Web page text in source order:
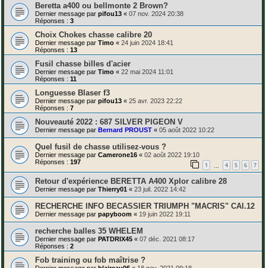
Beretta a400 ou bellmonte 2 Brown?
Dernier message par pifou13 « 07 nov. 2024 20:38
Réponses : 3
Choix Chokes chasse calibre 20
Dernier message par Timo « 24 juin 2024 18:41
Réponses : 13
Fusil chasse billes d'acier
Dernier message par Timo « 22 mai 2024 11:01
Réponses : 11
Longuesse Blaser f3
Dernier message par pifou13 « 25 avr. 2023 22:22
Réponses : 7
Nouveauté 2022 : 687 SILVER PIGEON V
Dernier message par Bernard PROUST « 05 août 2022 10:22
Quel fusil de chasse utilisez-vous ?
Dernier message par Camerone16 « 02 août 2022 19:10
Réponses : 197 1 4 5 6 7
Retour d'expérience BERETTA A400 Xplor calibre 28
Dernier message par Thierry01 « 23 juil. 2022 14:42
RECHERCHE INFO BECASSIER TRIUMPH "MACRIS" CAl.12
Dernier message par papyboom « 19 juin 2022 19:11
recherche balles 35 WHELEM
Dernier message par PATDRIX45 « 07 déc. 2021 08:17
Réponses : 2
Fob training ou fob maîtrise ?